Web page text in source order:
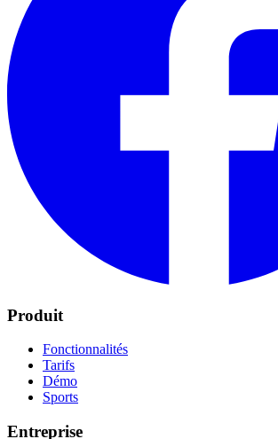
Produit
Fonctionnalités
Tarifs
Démo
Sports
Entreprise